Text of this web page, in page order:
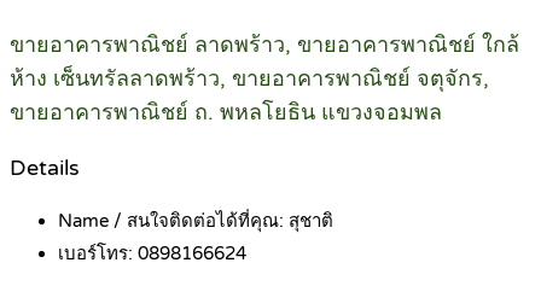
ขายอาคารพาณิชย์ ลาดพร้าว, ขายอาคารพาณิชย์ ใกล้
ห้าง เซ็นทรัลลาดพร้าว, ขายอาคารพาณิชย์ จตุจักร,
ขายอาคารพาณิชย์ ถ. พหลโยธิน แขวงจอมพล
Details
Name / สนใจติดต่อได้ที่คุณ: สุชาติ
เบอร์โทร: 0898166624